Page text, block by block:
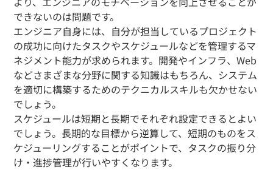
できないのは問題です。
エンジニア自身には、自分が担当しているプロジェクト
の成功に向けたタスクやスケジュールなどを管理するマ
ネジメント能力が求められます。開発やインフラ、Web
などさまざまな分野に関する知識はもちろん、システム
を適切に構築するためのテクニカルスキルも欠かせない
でしょう。
スケジュールは短期と長期でそれぞれ設定できるとよい
でしょう。長期的な目標から逆算して、短期のものをス
ケジューリングすることがポイントで、タスクの振り分
け・進捗管理が行いやすくなります。